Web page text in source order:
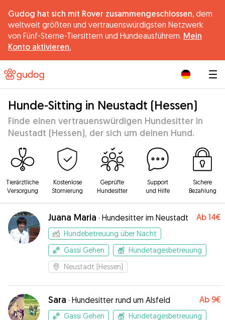
Gudog hat sich mit Rover zusammengeschlossen, dem
weltweit größten und vertrauenswürdigsten Netzwerk
von Fünf-Sterne-Tiersittern und Hundeausführern. Mein
Konto aktivieren.
Hunde-Sitting in Neustadt (Hessen)
Finde einen vertrauenswürdigen Hundesitter in
Neustadt (Hessen), der sich um deinen Hund.
Tierärztliche
Versorgung
Kostenlose
Stornierung
Geprüfte
Hundesitter
Support
und Hilfe
Sichere
Bezahlung
Juana Maria · Hundesitter im Neustadt Ab 14€
Hundebetreuung über Nacht
Gassi Gehen
Hundetagesbetreuung
Neustadt (Hessen)
Sara · Hundesitter rund um Alsfeld Ab 9€
Gassi Gehen
Hundetagesbetreuung